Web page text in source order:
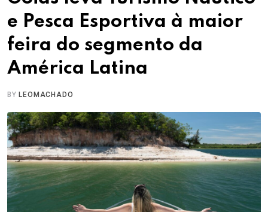
e Pesca Esportiva à maior
feira do segmento da
América Latina
BYLEOMACHADO